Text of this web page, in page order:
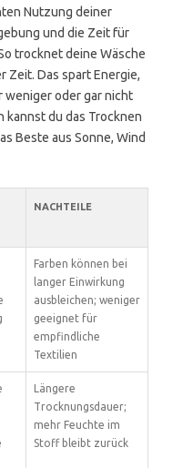
Nutzung deiner
und die Zeit für
trocknet deine Wäsche
Zeit. Das spart Energie,
weniger oder gar nicht
kannst du das Trocknen
Beste aus Sonne, Wind
NACHTEILE
Farben können bei
langer Einwirkung
ausbleichen; weniger
geeignet für
empfindliche
Textilien
Längere
Trocknungsdauer;
mehr Feuchte im
Stoff bleibt zurück